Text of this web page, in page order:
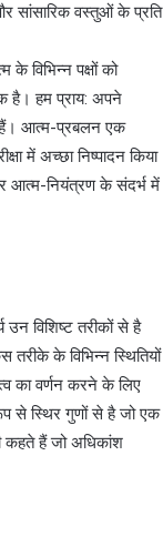
सांसारिक वस्तुओं के प्रति
विभिन्न पक्षों को
है। हम प्राय: अपने
हैं। आत्म-प्रबलन एक
में अच्छा निष्पादन किया
आत्म-नियंत्रण के संदर्भ में
उन विशिष्ट तरीकों से है
तरीके के विभिन्न स्थितियों
का वर्णन करने के लिए
से स्थिर गुणों से है जो एक
कहते हैं जो अधिकांश